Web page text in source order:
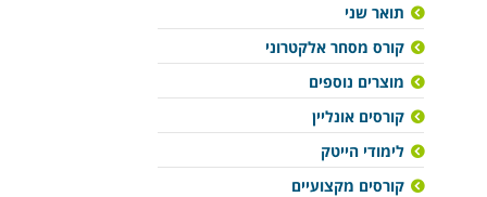
תואר שני
קורס מסחר אלקטרוני
מוצרים נוספים
קורסים אונליין
לימודי הייטק
קורסים מקצועיים